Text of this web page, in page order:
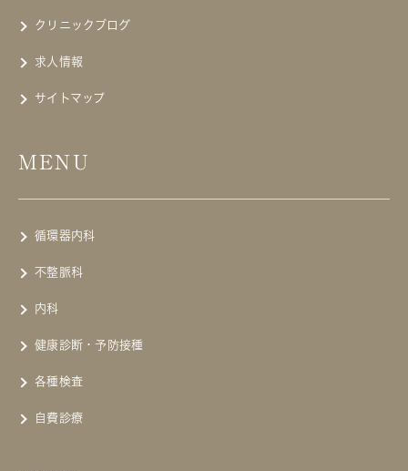
クリニックブログ
求人情報
サイトマップ
MENU
循環器内科
不整脈科
内科
健康診断・予防接種
各種検査
自費診療